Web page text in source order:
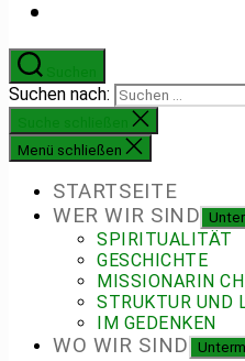
Suchen nach:
Menü schließen
STARTSEITE
WER WIR SIND
SPIRITUALITÄT
GESCHICHTE
MISSIONARIN
STRUKTUR UND
IM GEDENKEN
WO WIR SIND